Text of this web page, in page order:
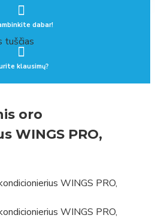
tuščias
dabar!
klausimų?
oro
WINGS PRO,